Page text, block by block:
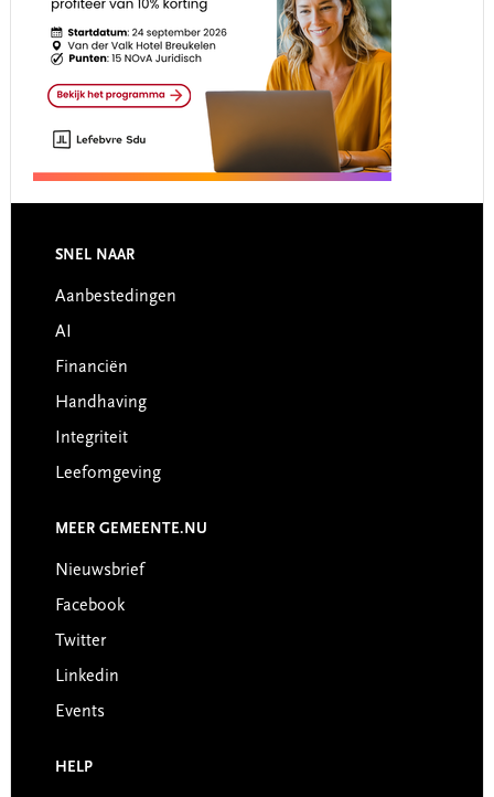
Footer
SNEL NAAR
Aanbestedingen
AI
Financiën
Handhaving
Integriteit
Leefomgeving
MEER GEMEENTE.NU
Nieuwsbrief
Facebook
Twitter
Linkedin
Events
HELP